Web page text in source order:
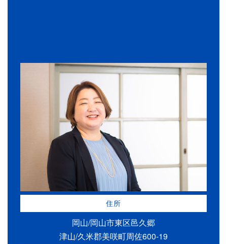
住所
岡山/岡山市東区邑久郷
津山/久米郡美咲町周佐600-19